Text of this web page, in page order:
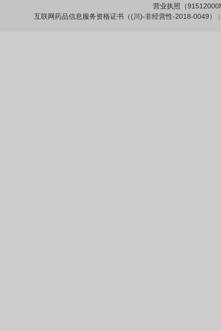
营业执照（
互联网药品信息服务资格证书（(川)-非经营性-2018-0049）